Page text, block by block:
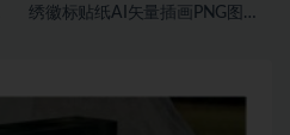
绣徽标贴纸AI矢量插画PNG图片